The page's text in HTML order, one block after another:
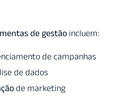
de gestão incluem:
de campanhas
de dados
de marketing